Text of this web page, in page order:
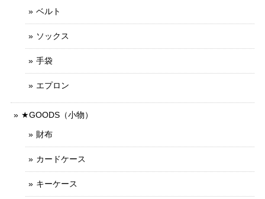
ベルト
ソックス
手袋
エプロン
★GOODS（小物）
財布
カードケース
キーケース